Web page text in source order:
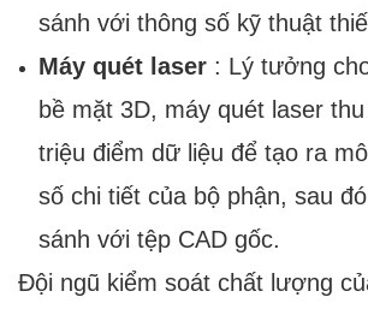
sánh với thông số kỹ thuật
Máy quét laser: Lý tưởng
bề mặt 3D, máy quét laser
triệu điểm dữ liệu để tạo ra
số chi tiết của bộ phận, sau
sánh với tệp CAD gốc.
Đội ngũ kiểm soát chất lượng